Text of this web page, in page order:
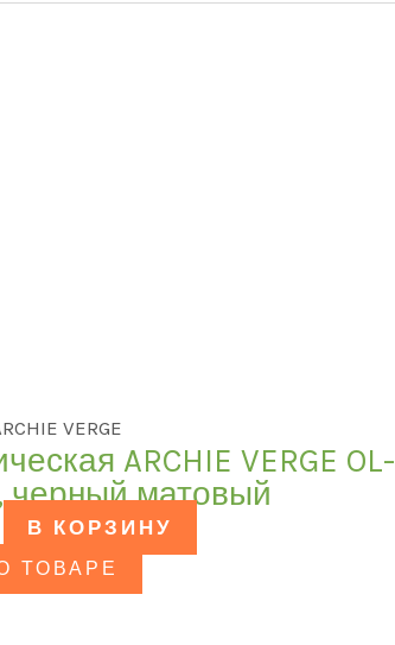
VERGE
ARCHIE VERGE OL-
черный матовый
В КОРЗИНУ
ТОВАРЕ